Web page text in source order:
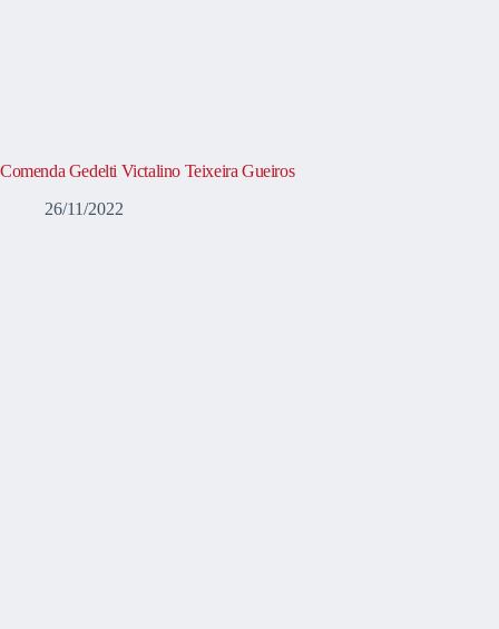
Comenda Gedelti Victalino Teixeira Gueiros
26/11/2022